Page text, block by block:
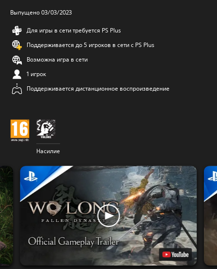
Выпущено 03/03/2023
Для игры в сети требуется PS Plus
Поддерживается до 5 игроков в сети с PS Plus
Возможна игра в сети
1 игрок
Поддерживается дистанционное воспроизведение
Насилие